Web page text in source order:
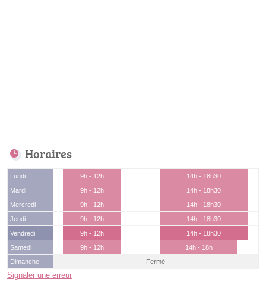
Horaires
Lundi 9h - 12h
14h - 18h30
Mardi
9h - 12h
14h - 18h30
Mercredi
9h - 12h
14h - 18h30
Jeudi
9h - 12h
14h - 18h30
Vendredi
9h - 12h
14h - 18h30
Samedi
9h - 12h
14h - 18h
Dimanche
Fermé
Signaler une erreur